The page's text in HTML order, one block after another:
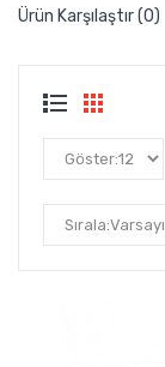
Ürün Karşılaştır (0)